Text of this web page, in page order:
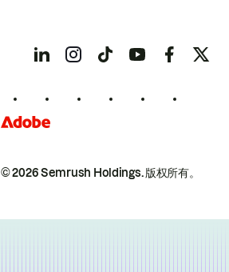
© 2026 Semrush Holdings.版权所有。